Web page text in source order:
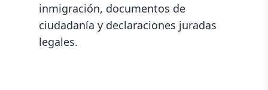
inmigración, documentos de
ciudadanía y declaraciones juradas
legales.